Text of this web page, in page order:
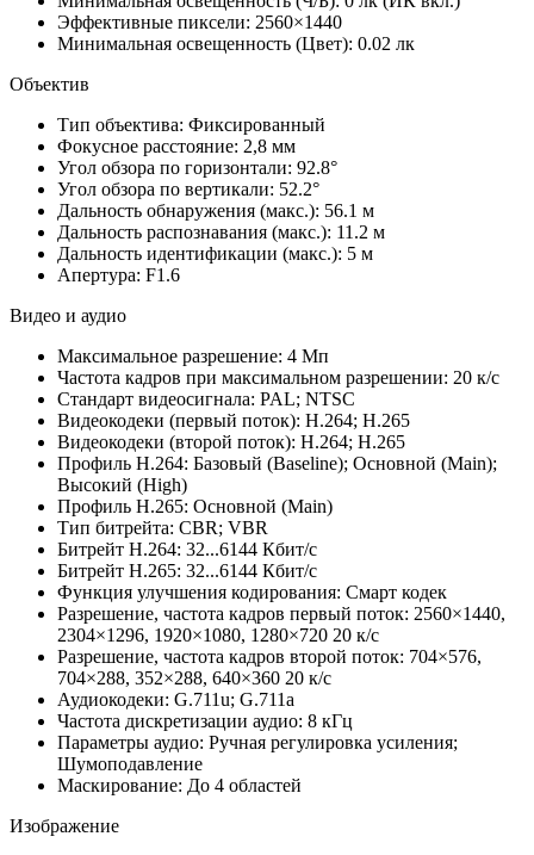
Эффективные пиксели: 2560×1440
Минимальная освещенность (Цвет): 0.02 лк
Объектив
Тип объектива: Фиксированный
Фокусное расстояние: 2,8 мм
Угол обзора по горизонтали: 92.8°
Угол обзора по вертикали: 52.2°
Дальность обнаружения (макс.): 56.1 м
Дальность распознавания (макс.): 11.2 м
Дальность идентификации (макс.): 5 м
Апертура: F1.6
Видео и аудио
Максимальное разрешение: 4 Мп
Частота кадров при максимальном разрешении: 20 к/с
Стандарт видеосигнала: PAL; NTSC
Видеокодеки (первый поток): H.264; H.265
Видеокодеки (второй поток): H.264; H.265
Профиль H.264: Базовый (Baseline); Основной (Main);
Высокий (High)
Профиль H.265: Основной (Main)
Тип битрейта: CBR; VBR
Битрейт H.264: 32...6144 Кбит/с
Битрейт H.265: 32...6144 Кбит/с
Функция улучшения кодирования: Смарт кодек
Разрешение, частота кадров первый поток: 2560×1440,
2304×1296, 1920×1080, 1280×720 20 к/с
Разрешение, частота кадров второй поток: 704×576,
704×288, 352×288, 640×360 20 к/с
Аудиокодеки: G.711u; G.711a
Частота дискретизации аудио: 8 кГц
Параметры аудио: Ручная регулировка усиления;
Шумоподавление
Маскирование: До 4 областей
Изображение